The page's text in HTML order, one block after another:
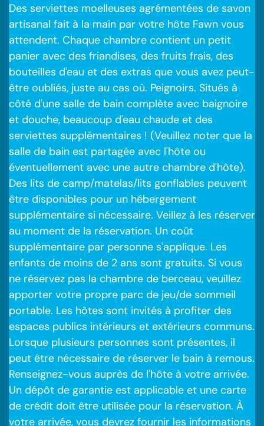
Des serviettes moelleuses agrémentées de savon
artisanal fait à la main par votre hôte Fawn vous
attendent. Chaque chambre contient un petit
panier avec des friandises, des fruits frais, des
bouteilles d'eau et des extras que vous avez peut-
être oubliés, juste au cas où. Peignoirs. Situés à
côté d'une salle de bain complète avec baignoire
et douche, beaucoup d'eau chaude et des
serviettes supplémentaires ! (Veuillez noter que la
salle de bain est partagée avec l'hôte ou
éventuellement avec une autre chambre d'hôte).
Des lits de camp/matelas/lits gonflables peuvent
être disponibles pour un hébergement
supplémentaire si nécessaire. Veillez à les réserver
au moment de la réservation. Un coût
supplémentaire par personne s'applique. Les
enfants de moins de 2 ans sont gratuits. Si vous
ne réservez pas la chambre de berceau, veuillez
apporter votre propre parc de jeu/de sommeil
portable. Les hôtes sont invités à profiter des
espaces publics intérieurs et extérieurs communs.
Lorsque plusieurs personnes sont présentes, il
peut être nécessaire de réserver le bain à remous.
Renseignez-vous auprès de l'hôte à votre arrivée.
Un dépôt de garantie est applicable et une carte
de crédit doit être utilisée pour la réservation. À
votre arrivée, vous devrez fournir les informations